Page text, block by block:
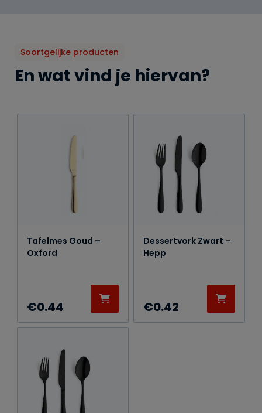
Soortgelijke producten
En wat vind je hiervan?
Tafelmes Goud –
Oxford
€0.44
Dessertvork Zwart –
Hepp
€0.42